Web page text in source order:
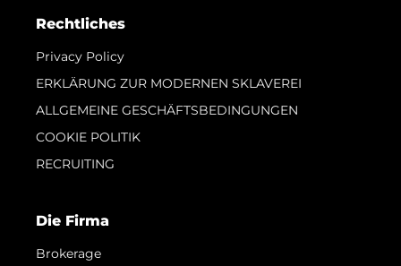
Rechtliches
Privacy Policy
ERKLÄRUNG ZUR MODERNEN SKLAVEREI
ALLGEMEINE GESCHÄFTSBEDINGUNGEN
COOKIE POLITIK
RECRUITING
Die Firma
Brokerage